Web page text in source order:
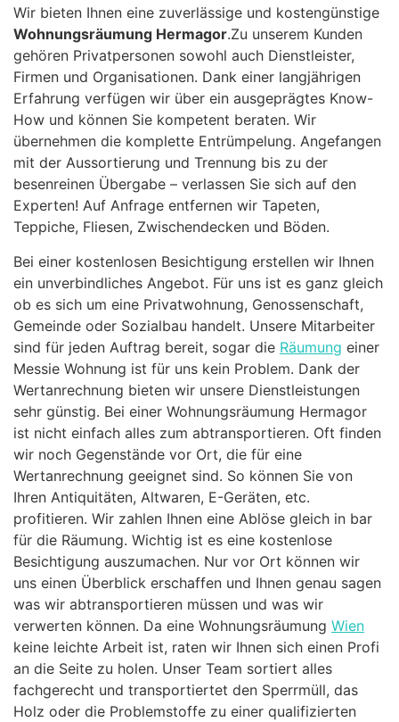
Wir bieten Ihnen eine zuverlässige und kostengünstige
Wohnungsräumung Hermagor.Zu unserem Kunden
gehören Privatpersonen sowohl auch Dienstleister,
Firmen und Organisationen. Dank einer langjährigen
Erfahrung verfügen wir über ein ausgeprägtes Know-
How und können Sie kompetent beraten. Wir
übernehmen die komplette Entrümpelung. Angefangen
mit der Aussortierung und Trennung bis zu der
besenreinen Übergabe – verlassen Sie sich auf den
Experten! Auf Anfrage entfernen wir Tapeten,
Teppiche, Fliesen, Zwischendecken und Böden.
Bei einer kostenlosen Besichtigung erstellen wir Ihnen
ein unverbindliches Angebot. Für uns ist es ganz gleich
ob es sich um eine Privatwohnung, Genossenschaft,
Gemeinde oder Sozialbau handelt. Unsere Mitarbeiter
sind für jeden Auftrag bereit, sogar die Räumung einer
Messie Wohnung ist für uns kein Problem. Dank der
Wertanrechnung bieten wir unsere Dienstleistungen
sehr günstig. Bei einer Wohnungsräumung Hermagor
ist nicht einfach alles zum abtransportieren. Oft finden
wir noch Gegenstände vor Ort, die für eine
Wertanrechnung geeignet sind. So können Sie von
Ihren Antiquitäten, Altwaren, E-Geräten, etc.
profitieren. Wir zahlen Ihnen eine Ablöse gleich in bar
für die Räumung. Wichtig ist es eine kostenlose
Besichtigung auszumachen. Nur vor Ort können wir
uns einen Überblick erschaffen und Ihnen genau sagen
was wir abtransportieren müssen und was wir
verwerten können. Da eine Wohnungsräumung Wien
keine leichte Arbeit ist, raten wir Ihnen sich einen Profi
an die Seite zu holen. Unser Team sortiert alles
fachgerecht und transportiertet den Sperrmüll, das
Holz oder die Problemstoffe zu einer qualifizierten